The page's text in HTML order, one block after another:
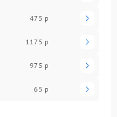
475 р
1175 р
975 р
65 р